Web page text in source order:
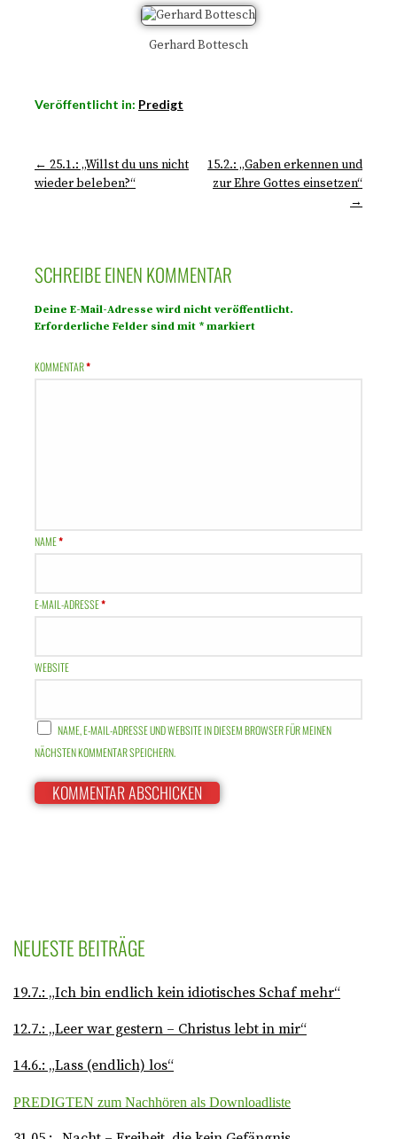
Gerhard Bottesch
Veröffentlicht in: Predigt
← 25.1.: „Willst du uns nicht
wieder beleben?“
15.2.: „Gaben erkennen und
zur Ehre Gottes einsetzen“
→
SCHREIBE EINEN KOMMENTAR
Deine E-Mail-Adresse wird nicht veröffentlicht.
Erforderliche Felder sind mit * markiert
KOMMENTAR*
NAME*
E-MAIL-ADRESSE*
WEBSITE
NAME, E-MAIL-ADRESSE UND WEBSITE IN DIESEM BROWSER FÜR MEINEN
NÄCHSTEN KOMMENTAR SPEICHERN.
NEUESTE BEITRÄGE
19.7.: „Ich bin endlich kein idiotisches Schaf mehr“
12.7.: „Leer war gestern – Christus lebt in mir“
14.6.: „Lass (endlich) los“
PREDIGTEN zum Nachhören als Downloadliste